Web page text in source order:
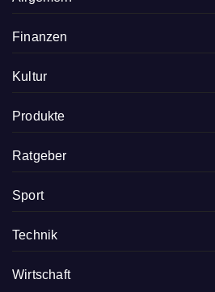
Finanzen
Kultur
Produkte
Ratgeber
Sport
Technik
Wirtschaft